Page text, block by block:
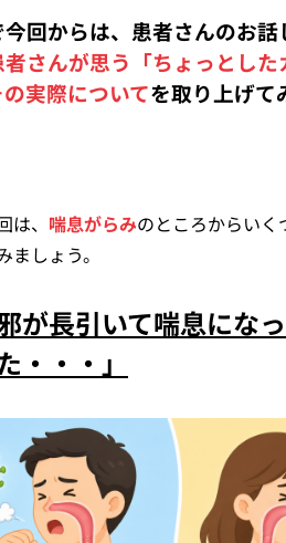
回からは、患者さんのお話
者さんが思う「ちょっとした
の実際についてを取り上げて
は、 喘息がらみのところからいく
ましょう。
邪が長引いて喘息にな
・・・」